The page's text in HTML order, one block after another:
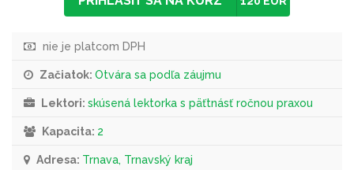
nie je platcom DPH
Začiatok: Otvára sa podľa záujmu
Lektori: skúsená lektorka s päťtnásť ročnou praxou
Kapacita: 2
Adresa: Trnava, Trnavský kraj